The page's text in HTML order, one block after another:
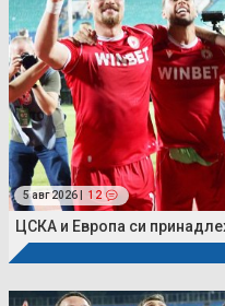
5 авг 2026 | 12
ЦСКА и Европа си